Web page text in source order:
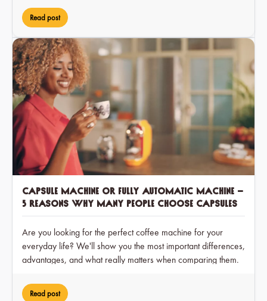
Read post
Capsule machine or fully automatic machine –
5 reasons why many people choose capsules
Are you looking for the perfect coffee machine for your
everyday life? We'll show you the most important differences,
advantages, and what really matters when comparing them.
Read post